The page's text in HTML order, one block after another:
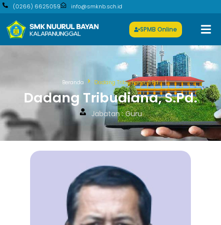
(0266) 6625059 info@smknb.sch.id
SPMB Online
Beranda Dadang Tribudiana, S.Pd.
Dadang Tribudiana, S.Pd.
Jabatan : Guru